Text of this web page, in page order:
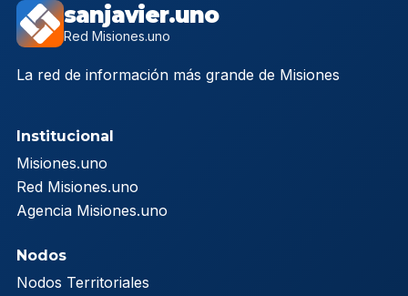
sanjavier.uno
Red Misiones.uno
La red de información más grande de Misiones
Institucional
Misiones.uno
Red Misiones.uno
Agencia Misiones.uno
Nodos
Nodos Territoriales